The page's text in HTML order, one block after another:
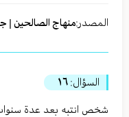
المصدر:منهاج الصالحين |
السؤال: ١٦
شخص انتبه بعد عدة سنوات